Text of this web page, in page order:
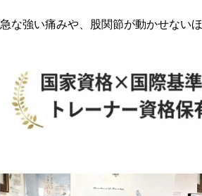
急な強い痛みや、股関節が動かせない